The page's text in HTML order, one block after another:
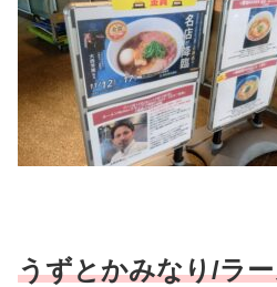
うずとかみなり/ラ